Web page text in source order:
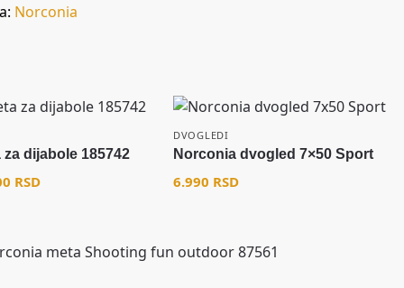
Norconia
dijabole 185742
RSD
DVOGLEDI
Norconia dvogled 7×50 Sport
6.990 RSD